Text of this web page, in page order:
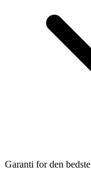
Garanti for den